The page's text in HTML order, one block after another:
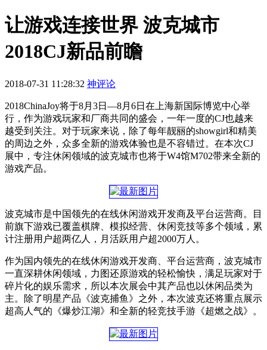
让游戏连接世界 波克城市
2018CJ新品前瞻
2018-07-31 11:28:32 神评论
2018ChinaJoy将于8月3日—8月6日在上海新国际博览中心举
行，作为游戏玩家和厂商共同的盛会，一年一度的CJ也越来
越受到关注。对于玩家来说，除了每年靓丽的showgirl和精美
的周边之外，众多全新的游戏体验也是不容错过。在本次CJ
展中，专注休闲领域的波克城市也将于W4馆M702带来全新的
游戏产品。
波克城市是中国领先的在线休闲游戏开发商及平台运营商。目
前旗下游戏已覆盖棋牌、模拟经营、休闲竞技等多个领域，累
计注册用户超两亿人，月活跃用户超2000万人。
作为国内领先的在线休闲游戏开发商、平台运营商，波克城市
一直深耕休闲领域，力图还原游戏的轻松愉快，满足玩家对于
碎片化的娱乐需求，所以本次展会中其产品也以休闲品类为
主。除了明星产品《波克捕鱼》之外，本次波克还将重点展示
超高人气的《爆炒江湖》和全新的轻竞技手游《超燃之战》。